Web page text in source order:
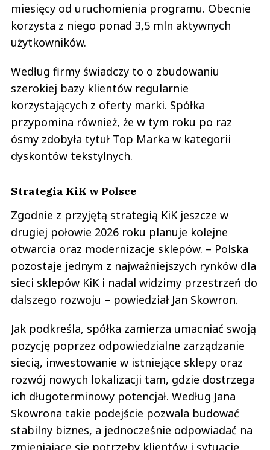
miesięcy od uruchomienia programu. Obecnie
korzysta z niego ponad 3,5 mln aktywnych
użytkowników.
Według firmy świadczy to o zbudowaniu
szerokiej bazy klientów regularnie
korzystających z oferty marki. Spółka
przypomina również, że w tym roku po raz
ósmy zdobyła tytuł Top Marka w kategorii
dyskontów tekstylnych.
Strategia KiK w Polsce
Zgodnie z przyjętą strategią KiK jeszcze w
drugiej połowie 2026 roku planuje kolejne
otwarcia oraz modernizacje sklepów. – Polska
pozostaje jednym z najważniejszych rynków dla
sieci sklepów KiK i nadal widzimy przestrzeń do
dalszego rozwoju – powiedział Jan Skowron.
Jak podkreśla, spółka zamierza umacniać swoją
pozycję poprzez odpowiedzialne zarządzanie
siecią, inwestowanie w istniejące sklepy oraz
rozwój nowych lokalizacji tam, gdzie dostrzega
ich długoterminowy potencjał. Według Jana
Skowrona takie podejście pozwala budować
stabilny biznes, a jednocześnie odpowiadać na
zmieniające się potrzeby klientów i sytuację